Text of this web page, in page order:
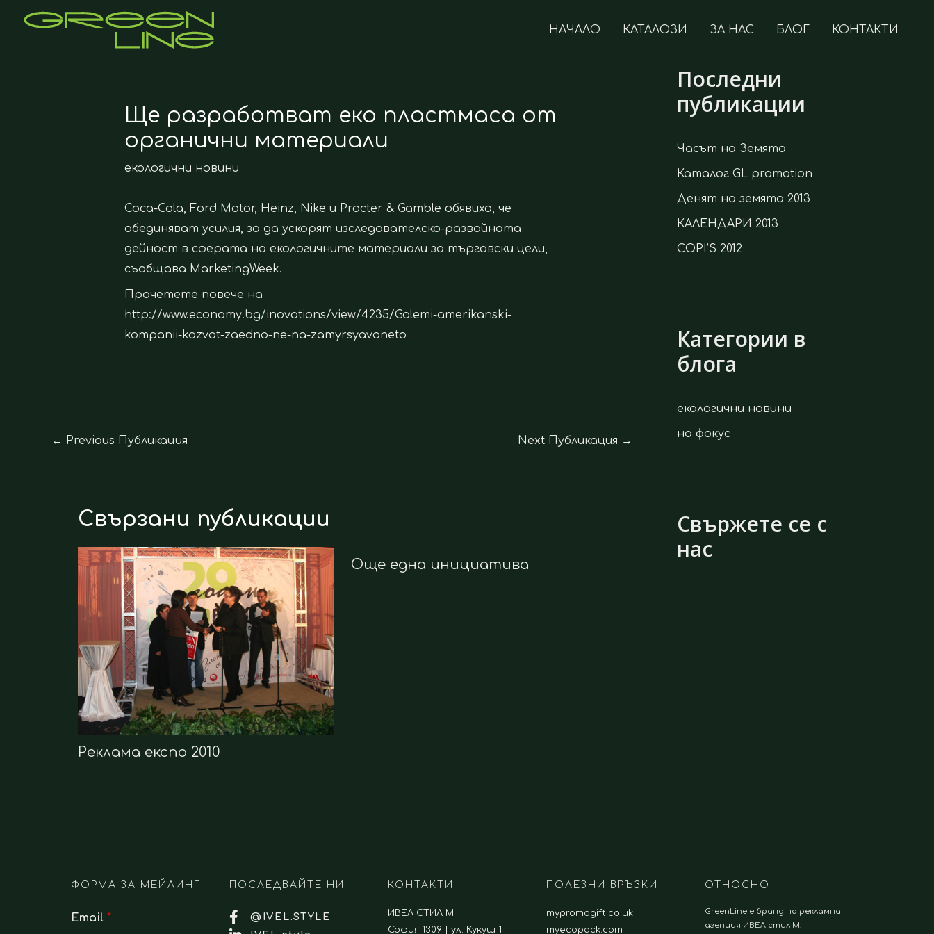
НАЧАЛО КАТАЛОЗИ ЗА НАС БЛОГ КОНТАКТИ
Ще разработват еко пластмаса от
органични материали
екологични новини
Coca-Cola, Ford Motor, Heinz, Nike и Procter & Gamble обявиха, че
обединяват усилия, за да ускорят изследователско-развойната
дейност в сферата на екологичните материали за търговски цели,
съобщава MarketingWeek.
Прочетете повече на
http://www.economy.bg/inovations/view/4235/Golemi-amerikanski-
kompanii-kazvat-zaedno-ne-na-zamyrsyavaneto
← Previous Публикация Next Публикация →
Свързани публикации
Реклама експо 2010
Още една инициатива
Последни
публикации
Часът на Земята
Каталог GL promotion
Денят на земята 2013
КАЛЕНДАРИ 2013
COPI’S 2012
Категории в
блога
екологични новини
на фокус
Свържете се с
нас
ФОРМА ЗА МЕЙЛИНГ
Email *
ПОСЛЕДВАЙТЕ НИ
@IVEL.STYLE
КОНТАКТИ
ИВЕЛ СТИЛ М
София 1309 | ул. Кукуш 1
ПОЛЕЗНИ ВРЪЗКИ
mypromogift.co.uk
myecopack.com
ОТНОСНО
GreenLine е бранд на рекламна
агенция ИВЕЛ стил М.